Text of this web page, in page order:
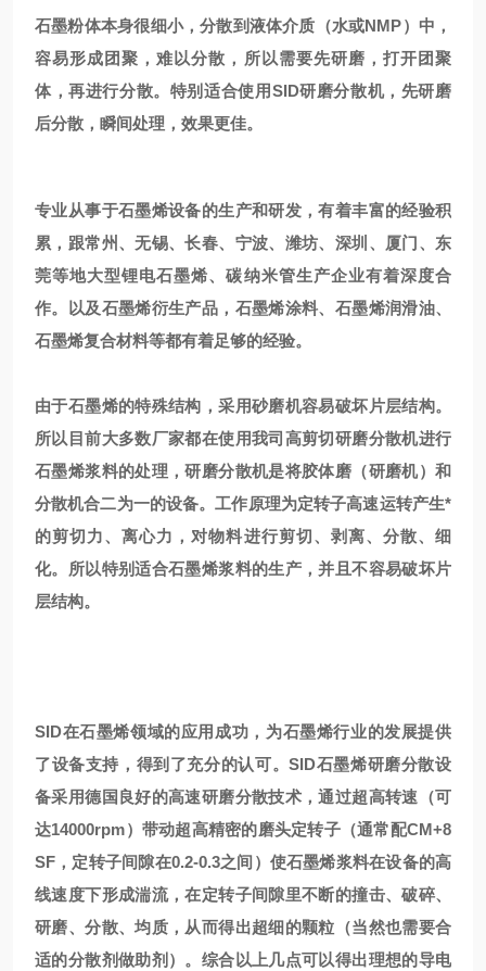
石墨粉体本身很细小，分散到液体介质（水或NMP）中，
容易形成团聚，难以分散，所以需要先研磨，打开团聚
体，再进行分散。特别适合使用SID研磨分散机，先研磨
后分散，瞬间处理，效果更佳。
专业从事于石墨烯设备的生产和研发，有着丰富的经验积
累，跟常州、无锡、长春、宁波、潍坊、深圳、厦门、东
莞等地大型锂电石墨烯、碳纳米管生产企业有着深度合
作。以及石墨烯衍生产品，石墨烯涂料、石墨烯润滑油、
石墨烯复合材料等都有着足够的经验。
由于石墨烯的特殊结构，采用砂磨机容易破坏片层结构。
所以目前大多数厂家都在使用我司高剪切研磨分散机进行
石墨烯浆料的处理，研磨分散机是将胶体磨（研磨机）和
分散机合二为一的设备。工作原理为定转子高速运转产生*
的剪切力、离心力，对物料进行剪切、剥离、分散、细
化。所以特别适合石墨烯浆料的生产，并且不容易破坏片
层结构。
SID在石墨烯领域的应用成功，为石墨烯行业的发展提供
了设备支持，得到了充分的认可。SID石墨烯研磨分散设
备采用德国良好的高速研磨分散技术，通过超高转速（可
达14000rpm）带动超高精密的磨头定转子（通常配CM+8
SF，定转子间隙在0.2-0.3之间）使石墨烯浆料在设备的高
线速度下形成湍流，在定转子间隙里不断的撞击、破碎、
研磨、分散、均质，从而得出超细的颗粒（当然也需要合
适的分散剂做助剂）。综合以上几点可以得出理想的导电